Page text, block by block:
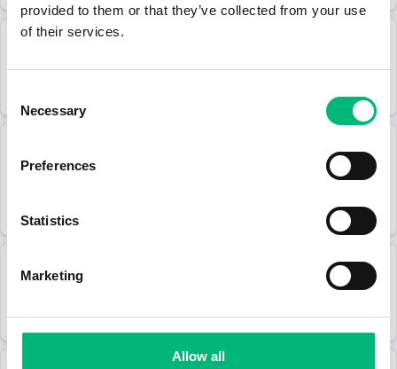
provided to them or that they’ve collected from your use
of their services.
Selection
Necessary
Preferences
Statistics
Marketing
Allow all
2026-07-21
Securitas AB
2026-08-04
Intresseanmälans Stockholms Län
2026-12-31
PRISMA Security söker Väktare för Ambass...
Stockholm Deltid 2026-08-19